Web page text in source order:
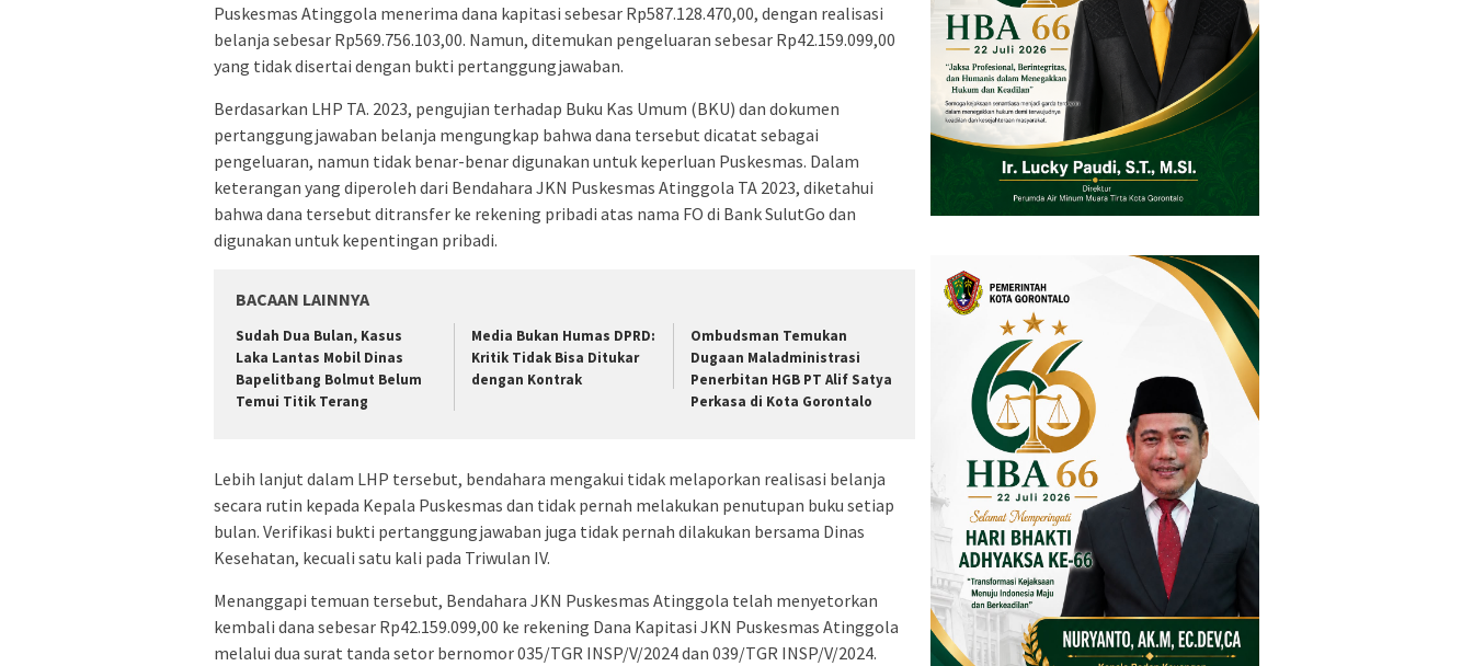
Puskesmas Atinggola menerima dana kapitasi sebesar Rp587.128.470,00, dengan realisasi
belanja sebesar Rp569.756.103,00. Namun, ditemukan pengeluaran sebesar Rp42.159.099,00
yang tidak disertai dengan bukti pertanggungjawaban.
Berdasarkan LHP TA. 2023, pengujian terhadap Buku Kas Umum (BKU) dan dokumen
pertanggungjawaban belanja mengungkap bahwa dana tersebut dicatat sebagai
pengeluaran, namun tidak benar-benar digunakan untuk keperluan Puskesmas. Dalam
keterangan yang diperoleh dari Bendahara JKN Puskesmas Atinggola TA 2023, diketahui
bahwa dana tersebut ditransfer ke rekening pribadi atas nama FO di Bank SulutGo dan
digunakan untuk kepentingan pribadi.
BACAAN LAINNYA
Sudah Dua Bulan, Kasus
Laka Lantas Mobil Dinas
Bapelitbang Bolmut Belum
Temui Titik Terang
Media Bukan Humas DPRD:
Kritik Tidak Bisa Ditukar
dengan Kontrak
Ombudsman Temukan
Dugaan Maladministrasi
Penerbitan HGB PT Alif Satya
Perkasa di Kota Gorontalo
Lebih lanjut dalam LHP tersebut, bendahara mengakui tidak melaporkan realisasi belanja
secara rutin kepada Kepala Puskesmas dan tidak pernah melakukan penutupan buku setiap
bulan. Verifikasi bukti pertanggungjawaban juga tidak pernah dilakukan bersama Dinas
Kesehatan, kecuali satu kali pada Triwulan IV.
Menanggapi temuan tersebut, Bendahara JKN Puskesmas Atinggola telah menyetorkan
kembali dana sebesar Rp42.159.099,00 ke rekening Dana Kapitasi JKN Puskesmas Atinggola
melalui dua surat tanda setor bernomor 035/TGR INSP/V/2024 dan 039/TGR INSP/V/2024.